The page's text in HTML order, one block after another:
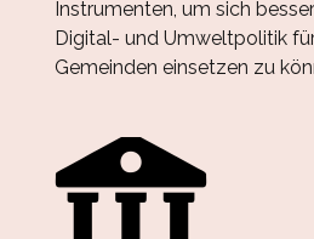
Instrumenten, um sich
Digital- und Umweltpolitik
Gemeinden einsetzen zu